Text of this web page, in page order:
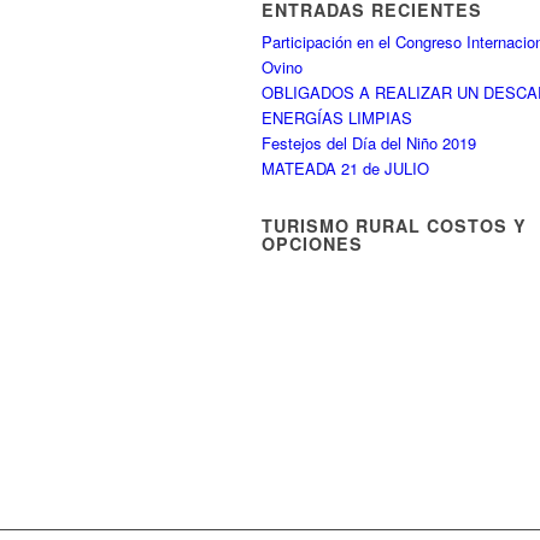
ENTRADAS RECIENTES
Participación en el Congreso
Ovino
OBLIGADOS A REALIZAR UN
ENERGÍAS LIMPIAS
Festejos del Día del Niño 2019
MATEADA 21 de JULIO
TURISMO RURAL COSTOS Y
OPCIONES